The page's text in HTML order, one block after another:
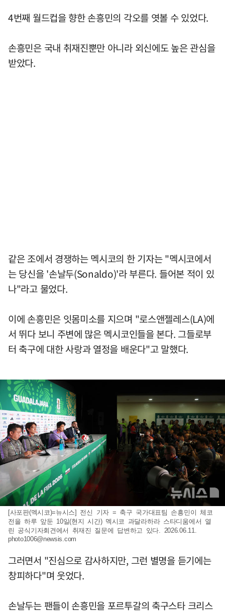
4번째 월드컵을 향한 손흥민의 각오를 엿볼 수 있었다.
손흥민은 국내 취재진뿐만 아니라 외신에도 높은 관심을
받았다.
같은 조에서 경쟁하는 멕시코의 한 기자는 "멕시코에서
는 당신을 '손날두(Sonaldo)'라 부른다. 들어본 적이 있
나"라고 물었다.
이에 손흥민은 잇몸미소를 지으며 "로스앤젤레스(LA)에
서 뛰다 보니 주변에 많은 멕시코인들을 본다. 그들로부
터 축구에 대한 사랑과 열정을 배운다"고 말했다.
[사포판(멕시코)=뉴시스] 전신 기자 = 축구 국가대표팀 손흥민이 체코
전을 하루 앞둔 10일(현지 시간) 멕시코 과달라하라 스타디움에서 열
린 공식기자회견에서 취재진 질문에 답변하고 있다. 2026.06.11.
photo1006@newsis.com
그러면서 "진심으로 감사하지만, 그런 별명을 듣기에는
창피하다"며 웃었다.
손날두는 팬들이 손흥민을 포르투갈의 축구스타 크리스